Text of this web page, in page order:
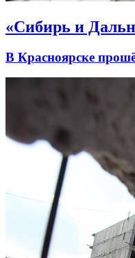
«Сибирь и
В Красноярске